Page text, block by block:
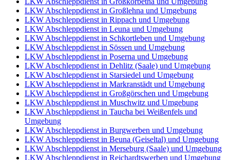
LKW Abschleppdienst in Großlehna und Umgebung
LKW Abschleppdienst in Rippach und Umgebung
LKW Abschleppdienst in Leuna und Umgebung
LKW Abschleppdienst in Schkortleben und Umgebung
LKW Abschleppdienst in Sössen und Umgebung
LKW Abschleppdienst in Poserna und Umgebung
LKW Abschleppdienst in Dehlitz (Saale) und Umgebung
LKW Abschleppdienst in Starsiedel und Umgebung
LKW Abschleppdienst in Markranstädt und Umgebung
LKW Abschleppdienst in Großgörschen und Umgebung
LKW Abschleppdienst in Muschwitz und Umgebung
LKW Abschleppdienst in Taucha bei Weißenfels und
Umgebung
LKW Abschleppdienst in Burgwerben und Umgebung
LKW Abschleppdienst in Beuna (Geiseltal) und Umgebung
LKW Abschleppdienst in Merseburg (Saale) und Umgebung
LKW Abschleppdienst in Reichardtswerben und Umgebung